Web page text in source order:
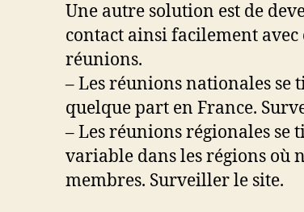
Une autre solution est de
contact ainsi facilement avec
réunions.
– Les réunions nationales se
quelque part en France.
– Les réunions régionales
variable dans les régions où
membres. Surveiller le site.